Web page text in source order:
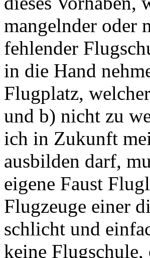
mangelnder oder
fehlender
in die Hand
Flugplatz,
und b) nicht zu
ich in Zukunft
ausbilden darf,
eigene Faust
Flugzeuge einer
schlicht und
keine